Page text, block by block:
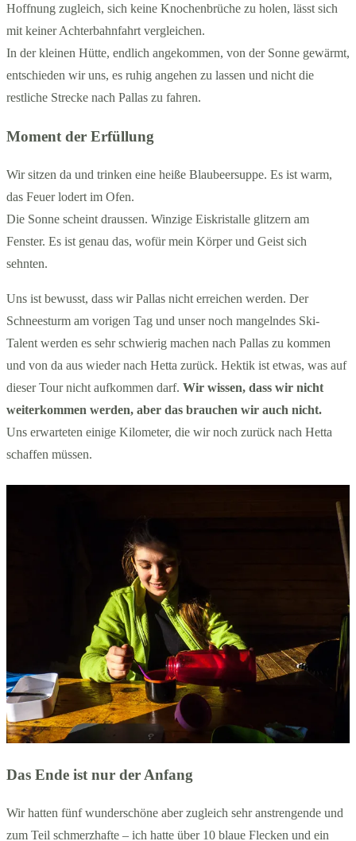
Hoffnung zugleich, sich keine Knochenbrüche zu holen, lässt sich
mit keiner Achterbahnfahrt vergleichen.
In der kleinen Hütte, endlich angekommen, von der Sonne gewärmt,
entschieden wir uns, es ruhig angehen zu lassen und nicht die
restliche Strecke nach Pallas zu fahren.
Moment der Erfüllung
Wir sitzen da und trinken eine heiße Blaubeersuppe. Es ist warm,
das Feuer lodert im Ofen.
Die Sonne scheint draussen. Winzige Eiskristalle glitzern am
Fenster. Es ist genau das, wofür mein Körper und Geist sich
sehnten.
Uns ist bewusst, dass wir Pallas nicht erreichen werden. Der
Schneesturm am vorigen Tag und unser noch mangelndes Ski-
Talent werden es sehr schwierig machen nach Pallas zu kommen
und von da aus wieder nach Hetta zurück. Hektik ist etwas, was auf
dieser Tour nicht aufkommen darf. Wir wissen, dass wir nicht
weiterkommen werden, aber das brauchen wir auch nicht.
Uns erwarteten einige Kilometer, die wir noch zurück nach Hetta
schaffen müssen.
Das Ende ist nur der Anfang
Wir hatten fünf wunderschöne aber zugleich sehr anstrengende und
zum Teil schmerzhafte – ich hatte über 10 blaue Flecken und ein